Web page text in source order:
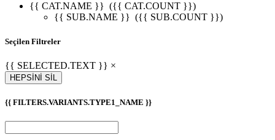
{{ CAT.NAME }} ({{ CAT.COUNT }})
{{ SUB.NAME }} ({{ SUB.COUNT }})
Seçilen Filtreler
{{ SELECTED.TEXT }} ×
HEPSİNİ SİL
{{ FILTERS.VARIANTS.TYPE1_NAME }}